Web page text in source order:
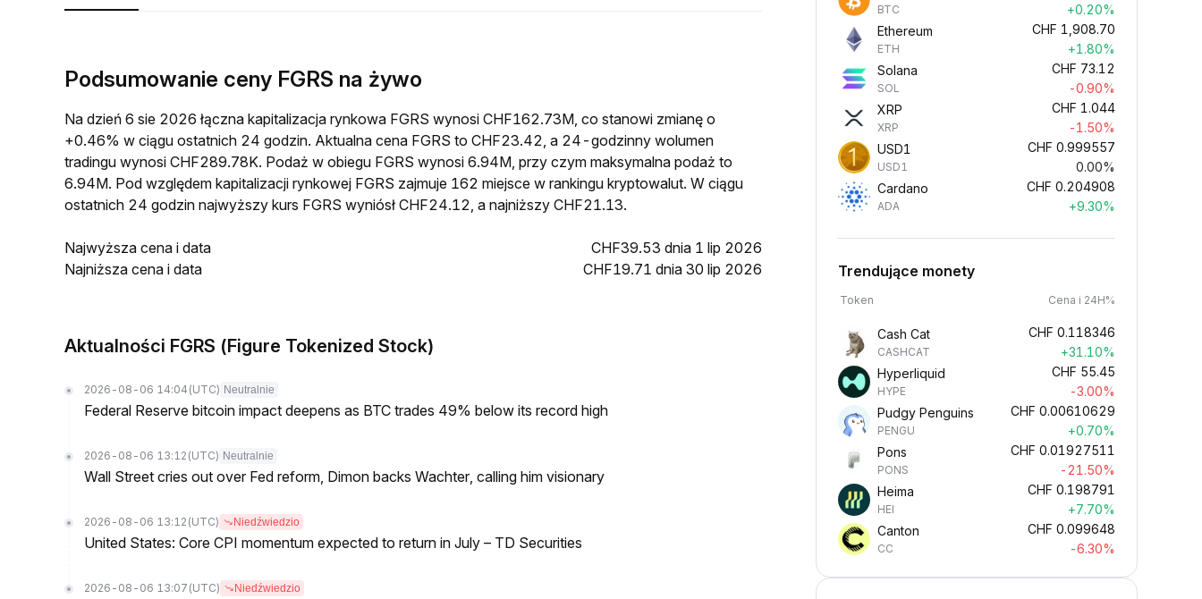
Podsumowanie ceny FGRS na żywo
Na dzień 6 sie 2026 łączna kapitalizacja rynkowa FGRS wynosi CHF162.73M, co stanowi zmianę o
+0.46% w ciągu ostatnich 24 godzin. Aktualna cena FGRS to CHF23.42, a 24-godzinny wolumen
tradingu wynosi CHF289.78K. Podaż w obiegu FGRS wynosi 6.94M, przy czym maksymalna podaż to
6.94M. Pod względem kapitalizacji rynkowej FGRS zajmuje 162 miejsce w rankingu kryptowalut. W ciągu
ostatnich 24 godzin najwyższy kurs FGRS wyniósł CHF24.12, a najniższy CHF21.13.
Najwyższa cena i data
CHF39.53 dnia 1 lip 2026
Najniższa cena i data
CHF19.71 dnia 30 lip 2026
Aktualności FGRS (Figure Tokenized Stock)
2026-08-06 14:04 (UTC) Neutralnie
Federal Reserve bitcoin impact deepens as BTC trades 49% below its record high
2026-08-06 13:12 (UTC) Neutralnie
Wall Street cries out over Fed reform, Dimon backs Wachter, calling him visionary
2026-08-06 13:12 (UTC) Niedźwiedzio
United States: Core CPI momentum expected to return in July – TD Securities
2026-08-06 13:07 (UTC) Niedźwiedzio
BTC
+0.20%
Ethereum
ETH
CHF 1,908.70
+1.80%
Solana
SOL
CHF 73.12
-0.90%
XRP
XRP
CHF 1.044
-1.50%
USD1
USD1
CHF 0.999557
0.00%
Cardano
ADA
CHF 0.204908
+9.30%
Trendujące monety
Token Cena i 24H%
Cash Cat
CASHCAT
CHF 0.118346
+31.10%
Hyperliquid
HYPE
CHF 55.45
-3.00%
Pudgy Penguins
PENGU
CHF 0.00610629
+0.70%
Pons
PONS
CHF 0.01927511
-21.50%
Heima
HEI
CHF 0.198791
+7.70%
Canton
CC
CHF 0.099648
-6.30%